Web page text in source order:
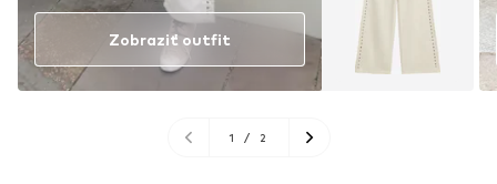
Zobraziť outfit
1 / 2